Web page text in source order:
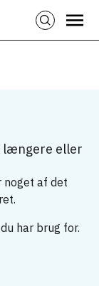
længere eller
noget af det
har brug for.